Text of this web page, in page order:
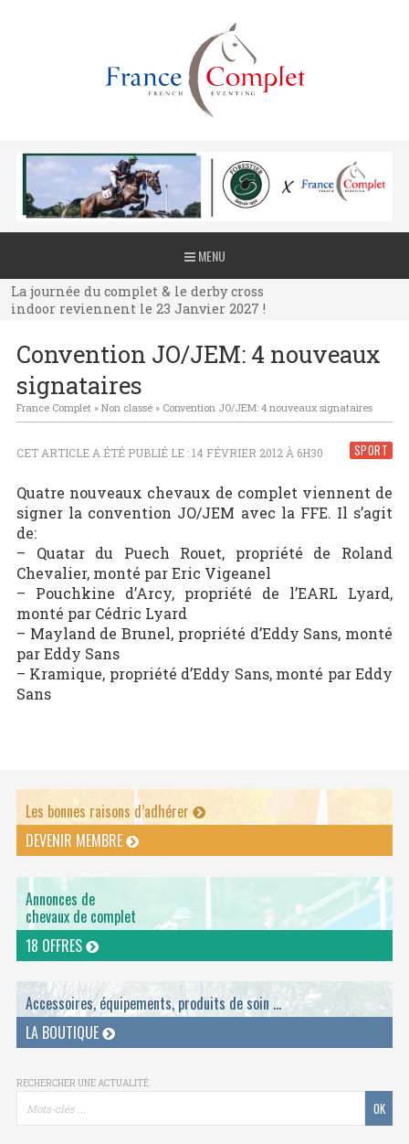
MENU
La journée du complet & le derby cross
indoor reviennent le 23 Janvier 2027 !
La journée du complet & le derby cross
indoor reviennent le 23 Janvier 2027 !
indoor reviennent le 23 Janvier 2027 !
Convention JO/JEM: 4 nouveaux
signataires
France Complet» Non classé» Convention JO/JEM: 4 nouveaux signataires
SPORT
CET ARTICLE A ÉTÉ PUBLIÉ LE : 14 FÉVRIER 2012 À 6H30
Quatre nouveaux chevaux de complet viennent de
signer la convention JO/JEM avec la FFE. Il s’agit
de:
– Quatar du Puech Rouet, propriété de Roland
Chevalier, monté par Eric Vigeanel
– Pouchkine d’Arcy, propriété de l’EARL Lyard,
monté par Cédric Lyard
– Mayland de Brunel, propriété d’Eddy Sans, monté
par Eddy Sans
– Kramique, propriété d’Eddy Sans, monté par Eddy
Sans
Les bonnes raisons d’adhérer
DEVENIR MEMBRE
Annonces de
chevaux de complet
18 OFFRES
Accessoires, équipements, produits de soin ...
LA BOUTIQUE
RECHERCHER UNE ACTUALITÉ